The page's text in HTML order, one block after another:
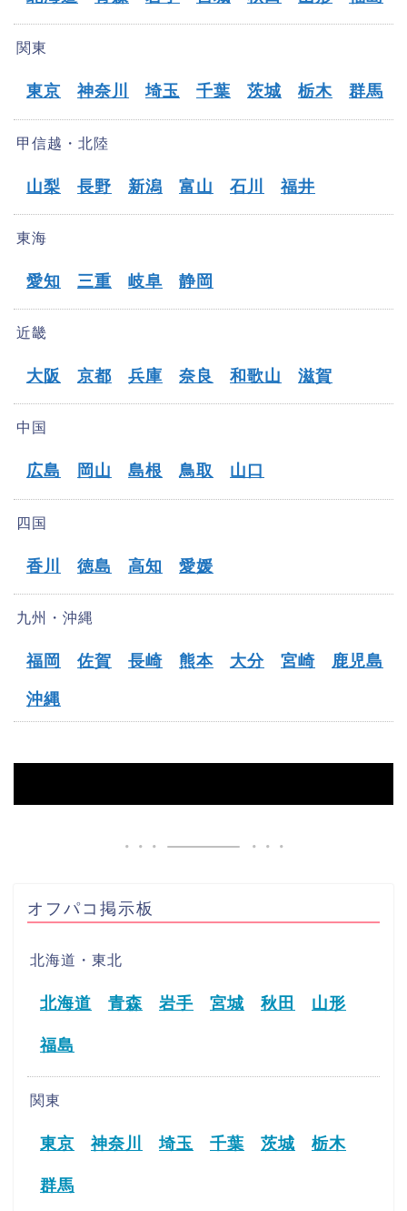
関東
東京 神奈川 埼玉 千葉 茨城 栃木 群馬
甲信越・北陸
山梨 長野 新潟 富山 石川 福井
東海
愛知 三重 岐阜 静岡
近畿
大阪 京都 兵庫 奈良 和歌山 滋賀
中国
広島 岡山 島根 鳥取 山口
四国
香川 徳島 高知 愛媛
九州・沖縄
福岡 佐賀 長崎 熊本 大分 宮崎 鹿児島
沖縄
オフパコ掲示板
北海道・東北
北海道 青森 岩手 宮城 秋田 山形
福島
関東
東京 神奈川 埼玉 千葉 茨城 栃木
群馬